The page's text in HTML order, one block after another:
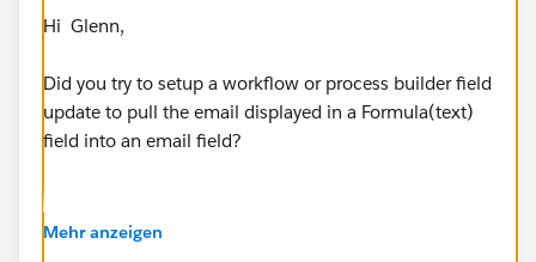
Hi Glenn,
Did you try to setup a workflow or process builder field
update to pull the email displayed in a Formula(text)
field into an email field?
Mehr anzeigen